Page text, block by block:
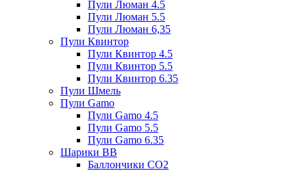
Пули Люман 4.5
Пули Люман 5.5
Пули Люман 6,35
Пули Квинтор
Пули Квинтор 4.5
Пули Квинтор 5.5
Пули Квинтор 6.35
Пули Шмель
Пули Gamo
Пули Gamo 4.5
Пули Gamo 5.5
Пули Gamo 6.35
Шарики BB
Баллончики CO2